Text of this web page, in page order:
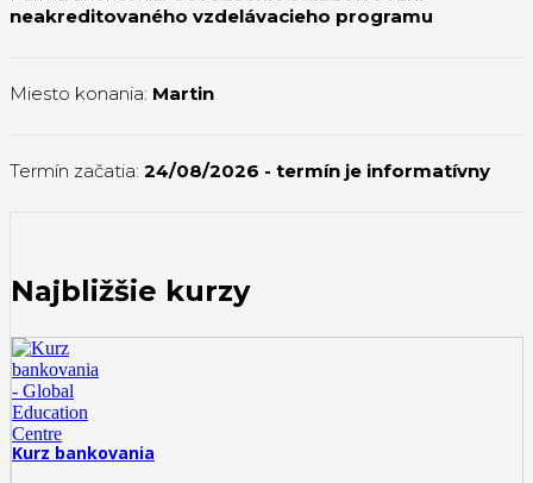
neakreditovaného vzdelávacieho programu
Miesto konania: Martin
Termín začatia: 24/08/2026 - termín je informatívny
Najbližšie kurzy
Kurz bankovania